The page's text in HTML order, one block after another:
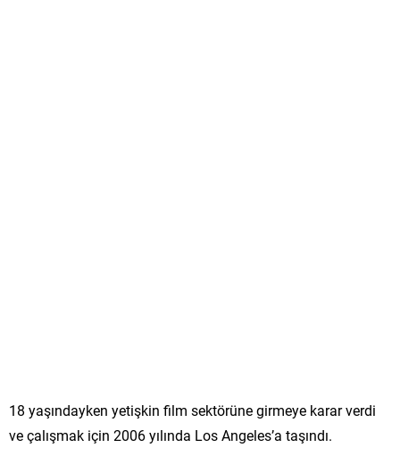
18 yaşındayken yetişkin film sektörüne girmeye karar verdi
ve çalışmak için 2006 yılında Los Angeles’a taşındı.